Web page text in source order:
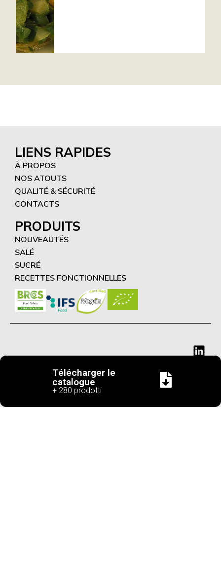
LIENS RAPIDES
À PROPOS
NOS ATOUTS
QUALITÉ & SÉCURITÉ
CONTACTS
PRODUITS
NOUVEAUTÉS
SALÉ
SUCRÉ
RECETTES FONCTIONNELLES
Télécharger le
catalogue
+ 280 prodotti